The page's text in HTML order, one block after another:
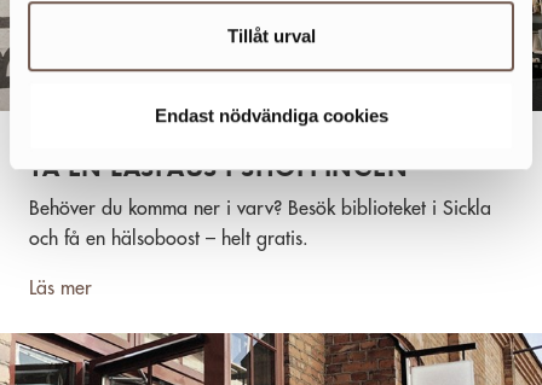
Tillåt urval
Endast nödvändiga cookies
TA EN LÄSPAUS I SHOPPINGEN
Behöver du komma ner i varv? Besök biblioteket i Sickla
och få en hälsoboost – helt gratis.
Läs mer